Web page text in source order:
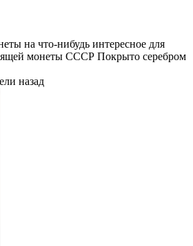
на что-нибудь интересное для
монеты СССР Покрыто серебром
назад